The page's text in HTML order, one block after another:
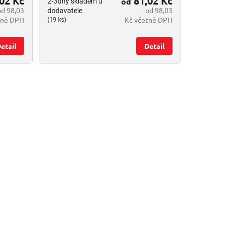
98,03
DPH
dodavatele
(19 ks)
od 98,03
Kč včetně DPH
Detail